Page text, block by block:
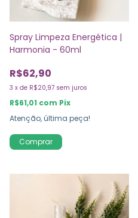
Spray Limpeza Energética |
Harmonia - 60ml
R$62,90
3 x de R$20,97 sem juros
R$61,01 com Pix
Atenção, última peça!